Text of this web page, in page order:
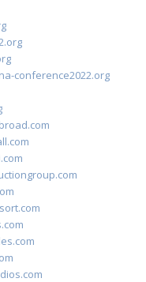
conference2022.org